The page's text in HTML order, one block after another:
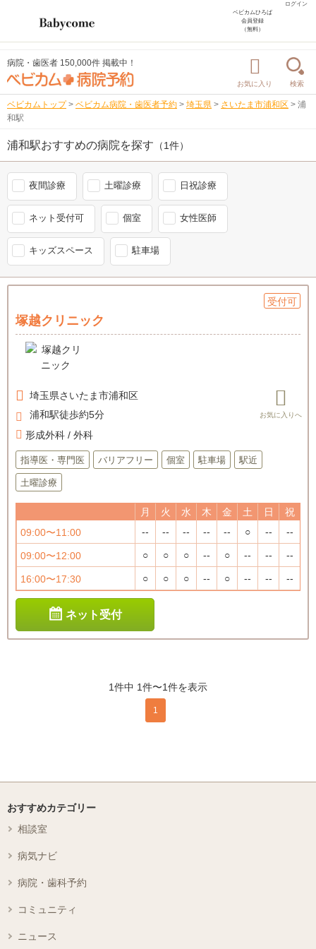
ログイン
ベビカムひろば
会員登録
（無料）
病院・歯医者 150,000件 掲載中！
お気に入り 検索
ベビカムトップ > ベビカム病院・歯医者予約 > 埼玉県 > さいたま市浦和区 > 浦
和駅
浦和駅おすすめの病院を探す （1件）
夜間診療 土曜診療 日祝診療
ネット受付可 個室 女性医師
キッズスペース 駐車場
受付可
塚越クリニック
埼玉県さいたま市浦和区
浦和駅徒歩約5分
形成外科 / 外科
指導医・専門医 バリアフリー 個室 駐車場 駅近
土曜診療
月 火 水 木 金 土 日
祝
09:00〜11:00
-- -- -- -- -- ○ -- --
09:00〜12:00 ○ ○ ○ -- ○ -- -- --
16:00〜17:30 ○ ○ ○ -- ○ -- -- --
ネット受付
1件中 1件〜1件を表示
1
おすすめカテゴリー
相談室
病気ナビ
病院・歯科予約
コミュニティ
ニュース